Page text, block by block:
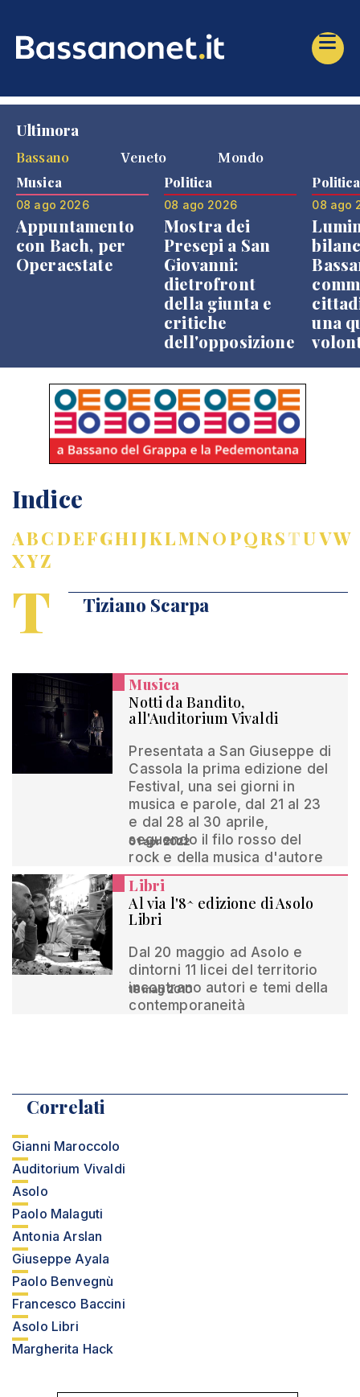
Ultimora
Bassano
Veneto Mondo
Musica
08 ago 2026
Appuntamento
con Bach, per
Operaestate
Politica
08 ago 2026
Mostra dei
Presepi a San
Giovanni:
dietrofront
della giunta e
critiche
dell'opposizione
Politica
08 ago
una
Indice
ABCDEFGHIJKLMNOPQRSTUVW
XYZ
T Tiziano Scarpa
Musica
Notti da Bandito,
all'Auditorium Vivaldi
Presentata a San Giuseppe di
Cassola la prima edizione del
Festival, una sei giorni in
musica e parole, dal 21 al 23
e dal 28 al 30 aprile,
seguendo il filo rosso del
rock e della musica d'autore
01 apr 2022
Libri
Al via l'8^ edizione di Asolo
Libri
Dal 20 maggio ad Asolo e
dintorni 11 licei del territorio
incontrano autori e temi della
contemporaneità
18 mag 2010
Correlati
Gianni Maroccolo
Auditorium Vivaldi
Asolo
Paolo Malaguti
Antonia Arslan
Giuseppe Ayala
Paolo Benvegnù
Francesco Baccini
Asolo Libri
Margherita Hack